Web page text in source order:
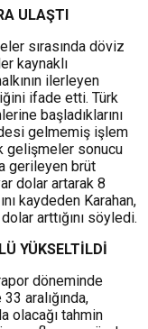
ULAŞTI
sırasında döviz
kaynaklı
ilerleyen
ifade etti. Türk
başladıklarını
gelmemiş işlem
gelişmeler sonucu
gerileyen brüt
dolar artarak 8
kaydeden Karahan,
arttığını söyledi.
YÜKSELTİLDİ
döneminde
aralığında,
olacağı tahmin